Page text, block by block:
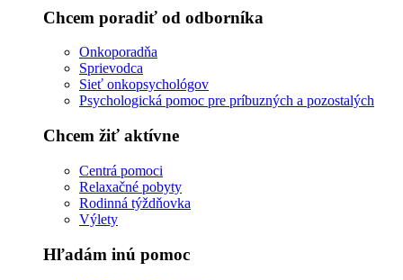
Chcem poradiť od odborníka
Onkoporadňa
Sprievodca
Sieť onkopsychológov
Psychologická pomoc pre príbuzných a pozostalých
Chcem žiť aktívne
Centrá pomoci
Relaxačné pobyty
Rodinná týždňovka
Výlety
Hľadám inú pomoc